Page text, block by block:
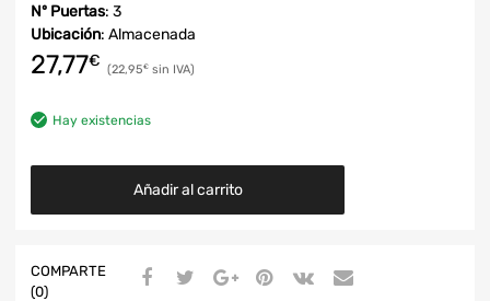
Nº Puertas: 3
Ubicación: Almacenada
27,77€ 22,95€
Hay existencias
Añadir al carrito
COMPARTE
(0)